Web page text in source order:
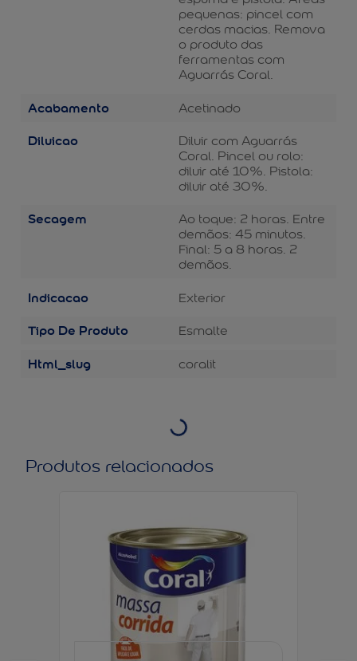
pequenas: pincel com
cerdas macias. Remova
o produto das
ferramentas com
Aguarrás Coral.
Acabamento Acetinado
Diluicao
Diluir com Aguarrás
Coral. Pincel ou rolo:
diluir até 10%. Pistola:
diluir até 30%.
Secagem
Ao toque: 2 horas. Entre
demãos: 45 minutos.
Final: 5 a 8 horas. 2
demãos.
Indicacao Exterior
Tipo De Produto Esmalte
Html_slug coralit
Produtos relacionados